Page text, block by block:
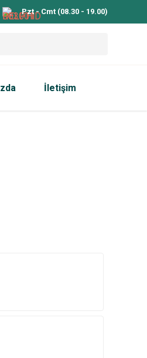
Pzt - Cmt (08.30 - 19.00)
İletişim